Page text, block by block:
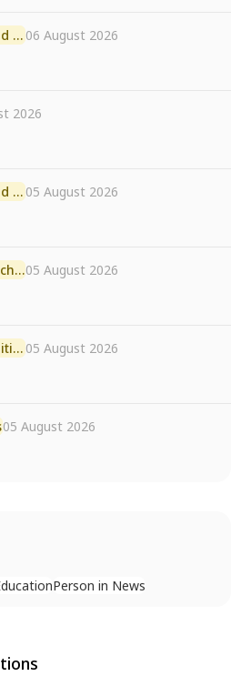
Agreements and MoU 06 August 2026
2026
Agreements and MoU 05 August 2026
Science and Technology05 August 2026
Government Initiative 05 August 2026
05 August 2026
Person in News